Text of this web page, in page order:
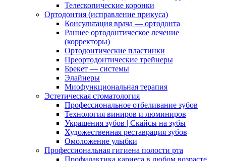
Телескопические коронки
Ортодонтия (исправление прикуса)
Консультация врача — ортодонта
Раннее ортодонтическое лечение
(корректоры)
Ортодонтические пластинки
Преортодонтические трейнеры
Брекет — системы
Элайнеры
Миофункциональная терапия
Эстетическая стоматология
Профессиональное отбеливание зубов
Технология виниров и люминиров
Украшения зубов | Скайсы на зубы
Художественная реставрация зубов
Омоложение улыбки
Профессиональная гигиена полости рта
Профилактика кариеса в любом возрасте